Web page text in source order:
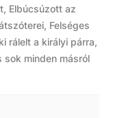
Elbúcsúzott az
Felséges
rálelt a királyi párra,
sok minden másról